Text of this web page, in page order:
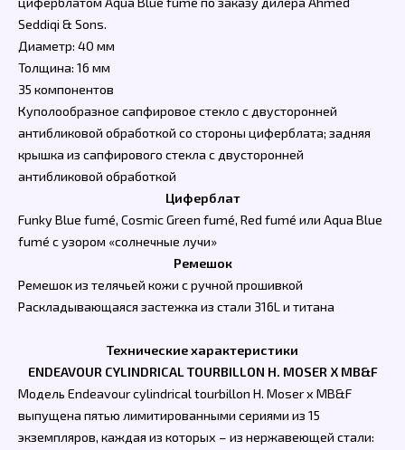
Seddiqi & Sons.
Диаметр: 40 мм
Толщина: 16 мм
35 компонентов
Куполообразное сапфировое стекло с двусторонней
антибликовой обработкой со стороны циферблата; задняя
крышка из сапфирового стекла с двусторонней
антибликовой обработкой
Циферблат
Funky Blue fumé, Cosmic Green fumé, Red fumé или Aqua Blue
fumé с узором «солнечные лучи»
Ремешок
Ремешок из телячьей кожи с ручной прошивкой
Раскладывающаяся застежка из стали 316L и титана
Технические характеристики
ENDEAVOUR CYLINDRICAL TOURBILLON H. MOSER X MB&F
Модель Endeavour cylindrical tourbillon H. Moser x MB&F
выпущена пятью лимитированными сериями из 15
экземпляров, каждая из которых – из нержавеющей стали: